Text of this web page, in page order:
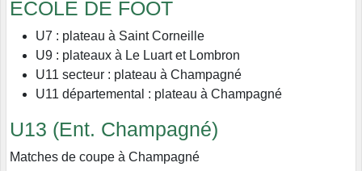
ECOLE DE FOOT
U7 : plateau à Saint Corneille
U9 : plateaux à Le Luart et Lombron
U11 secteur : plateau à Champagné
U11 départemental : plateau à Champagné
U13 (Ent. Champagné)
Matches de coupe à Champagné